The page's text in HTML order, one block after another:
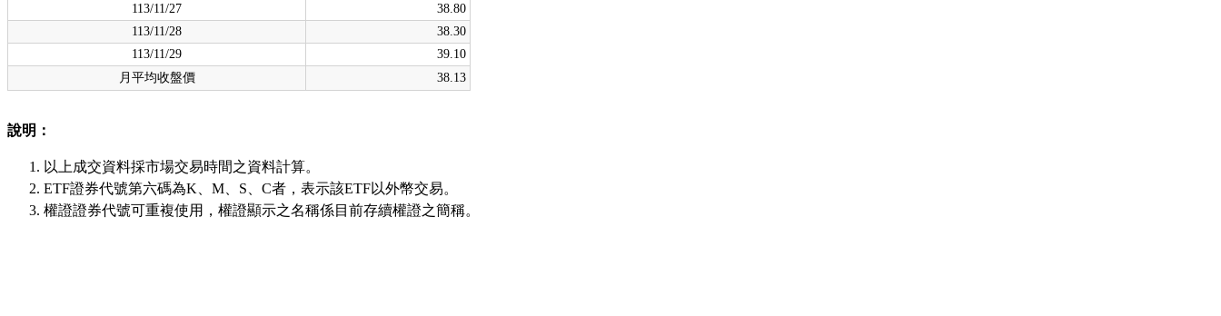
113/11/27
38.80
113/11/28
38.30
113/11/29
39.10
月平均收盤價
38.13
說明：
以上成交資料採市場交易時間之資料計算。
ETF證券代號第六碼為K、M、S、C者，表示該ETF以外幣交易。
權證證券代號可重複使用，權證顯示之名稱係目前存續權證之簡稱。